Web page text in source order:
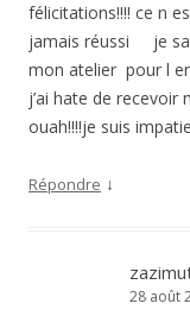
félicitations!!!! ce n
jamais réussi je
mon atelier pour l
j’ai hate de
ouah!!!!je suis
Répondre ↓
28 août